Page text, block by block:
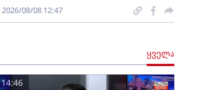
2026/08/08 12:47
ყველა
14:46